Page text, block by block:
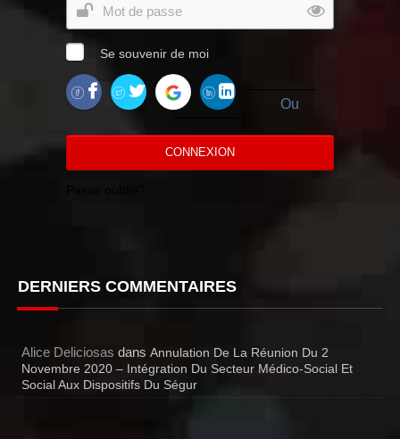
Se souvenir de moi
Ou
CONNEXION
DERNIERS COMMENTAIRES
Alice Deliciosas dansAnnulation De La Réunion Du 2
Novembre 2020 – Intégration Du Secteur Médico-Social Et
Social Aux Dispositifs Du Ségur